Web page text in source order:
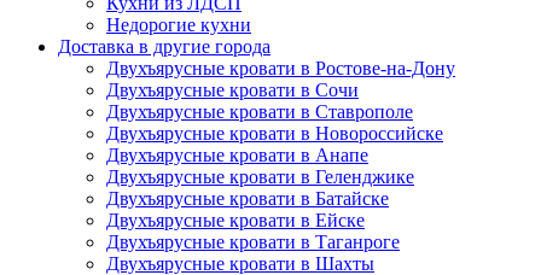
Недорогие кухни
Доставка в другие города
Двухъярусные кровати в Ростове-на-Дону
Двухъярусные кровати в Сочи
Двухъярусные кровати в Ставрополе
Двухъярусные кровати в Новороссийске
Двухъярусные кровати в Анапе
Двухъярусные кровати в Геленджике
Двухъярусные кровати в Батайске
Двухъярусные кровати в Ейске
Двухъярусные кровати в Таганроге
Двухъярусные кровати в Шахты